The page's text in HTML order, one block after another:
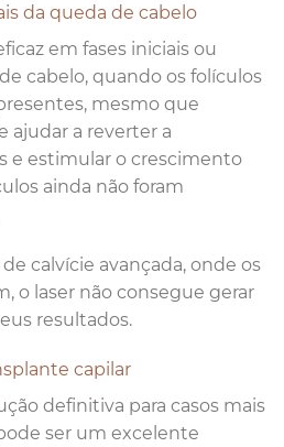
da queda de cabelo
em fases iniciais ou
cabelo, quando os folículos
mesmo que
ajudar a reverter a
e estimular o crescimento
ainda não foram
calvície avançada, onde os
o laser não consegue gerar
resultados.
capilar
definitiva para casos mais
ser um excelente